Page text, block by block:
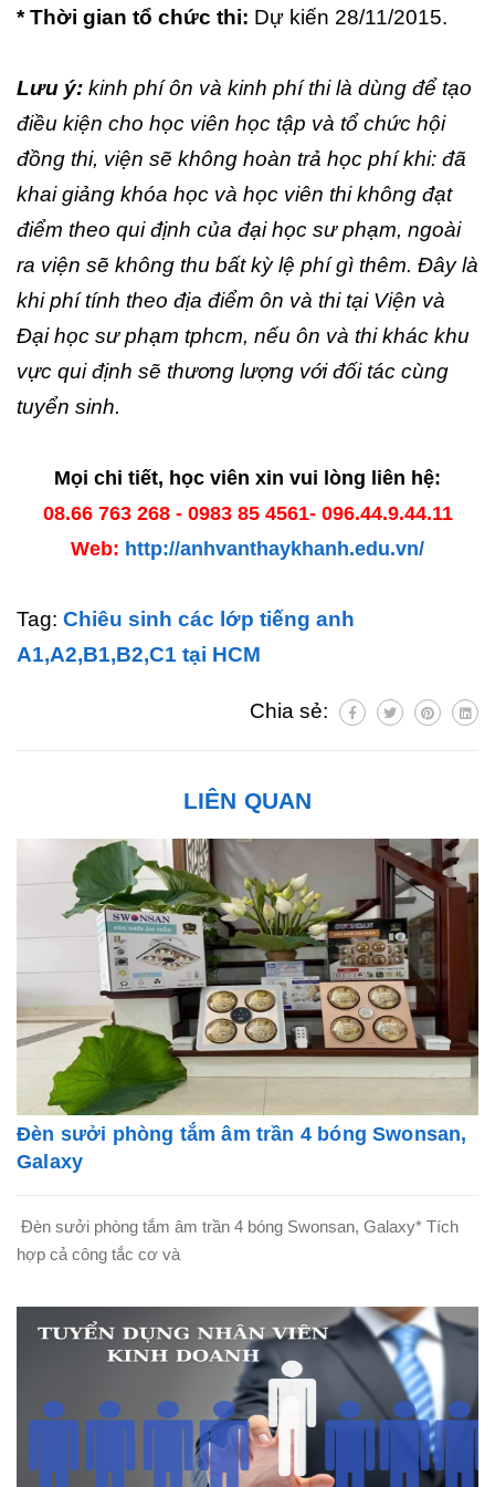
* Thời gian tổ chức thi: Dự kiến 28/11/2015.
Lưu ý: kinh phí ôn và kinh phí thi là dùng để tạo
điều kiện cho học viên học tập và tổ chức hội
đồng thi, viện sẽ không hoàn trả học phí khi: đã
khai giảng khóa học và học viên thi không đạt
điểm theo qui định của đại học sư phạm, ngoài
ra viện sẽ không thu bất kỳ lệ phí gì thêm. Đây là
khi phí tính theo địa điểm ôn và thi tại Viện và
Đại học sư phạm tphcm, nếu ôn và thi khác khu
vực qui định sẽ thương lượng với đối tác cùng
tuyển sinh.
Mọi chi tiết, học viên xin vui lòng liên hệ:
08.66 763 268 - 0983 85 4561- 096.44.9.44.11
Web: http://anhvanthaykhanh.edu.vn/
Tag: Chiêu sinh các lớp tiếng anh
A1,A2,B1,B2,C1 tại HCM
Chia sẻ:
LIÊN QUAN
Đèn sưởi phòng tắm âm trần 4 bóng Swonsan,
Galaxy
Đèn sưởi phòng tắm âm trần 4 bóng Swonsan, Galaxy* Tích
hợp cả công tắc cơ và